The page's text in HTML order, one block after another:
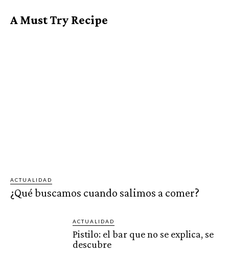
A Must Try Recipe
ACTUALIDAD
¿Qué buscamos cuando salimos a comer?
ACTUALIDAD
Pistilo: el bar que no se explica, se
descubre